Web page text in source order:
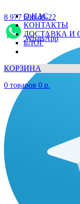
О НАС
КОНТАКТЫ
ДОСТАВКА И
БЛОГ
КОРЗИНА
0 товаров 0 р.
8 977 690-49-22
WhatsApp